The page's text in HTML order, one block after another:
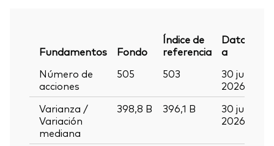
Fundamentos Fondo
Índice de
referencia
Datos
a
Número de
acciones
505 503
30 jun
2026
Varianza /
Variación
mediana
398,8 B 396,1 B
30 jun
2026